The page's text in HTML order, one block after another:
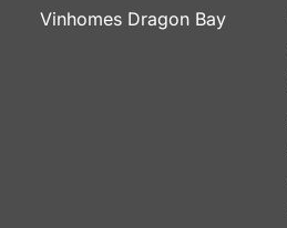
Vinhomes Dragon Bay